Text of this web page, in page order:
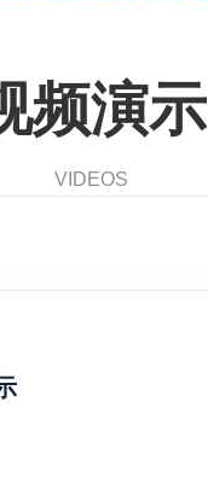
频演示
VIDEOS